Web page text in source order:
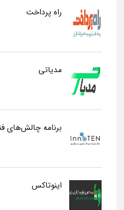
راه پرداخت
مدیاتی
برنامه چالش‌های
اینوتاکس